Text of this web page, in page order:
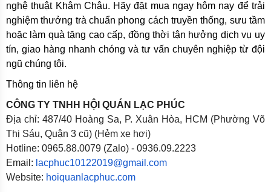
nghệ thuật Khâm Châu. Hãy đặt mua ngay hôm nay để trải
nghiệm thưởng trà chuẩn phong cách truyền thống, sưu tầm
hoặc làm quà tặng cao cấp, đồng thời tận hưởng dịch vụ uy
tín, giao hàng nhanh chóng và tư vấn chuyên nghiệp từ đội
ngũ chúng tôi.
Thông tin liên hệ
CÔNG TY TNHH HỘI QUÁN LẠC PHÚC
Địa chỉ: 487/40 Hoàng Sa, P. Xuân Hòa, HCM (Phường Võ
Thị Sáu, Quận 3 cũ) (Hẻm xe hơi)
Hotline: 0965.88.0079 (Zalo) - 0936.09.2223
Email: lacphuc10122019@gmail.com
Website: hoiquanlacphuc.com